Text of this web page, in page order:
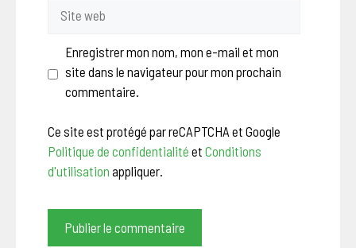
web
Enregistrer mon nom, mon e-mail et mon
site dans le navigateur pour mon prochain
commentaire.
Ce site est protégé par reCAPTCHA et Google
Politique de confidentialité et Conditions
d'utilisation appliquer.